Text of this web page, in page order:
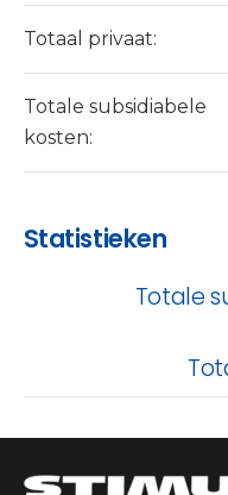
Totaal privaat:
Totale subsidiabele
kosten:
Statistieken
Totale